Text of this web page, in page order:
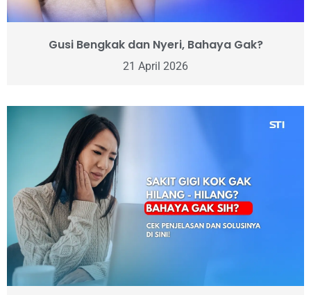
Gusi Bengkak dan Nyeri, Bahaya Gak?
21 April 2026